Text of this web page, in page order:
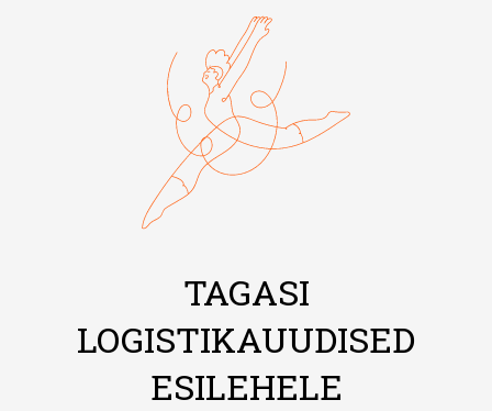
TAGASI
LOGISTIKAUUDISED
ESILEHELE